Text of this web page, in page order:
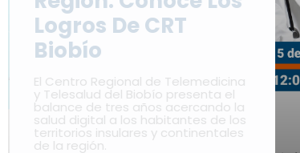
Logros De CRT
Biobío
El Centro Regional de Telemedicina
y Telesalud del Biobío presenta el
balance de tres años acercando la
salud digital a los habitantes de los
territorios insulares y continentales
de la región.